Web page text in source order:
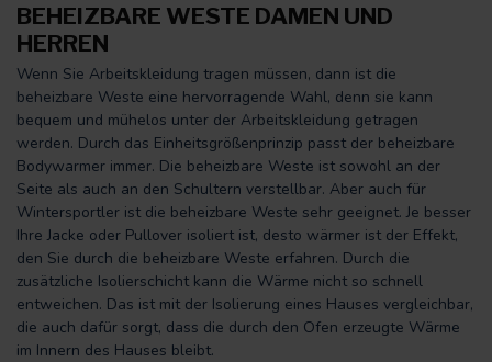
BEHEIZBARE WESTE DAMEN UND
HERREN
Wenn Sie Arbeitskleidung tragen müssen, dann ist die
beheizbare Weste eine hervorragende Wahl, denn sie kann
bequem und mühelos unter der Arbeitskleidung getragen
werden. Durch das Einheitsgrößenprinzip passt der beheizbare
Bodywarmer immer. Die beheizbare Weste ist sowohl an der
Seite als auch an den Schultern verstellbar. Aber auch für
Wintersportler ist die beheizbare Weste sehr geeignet. Je besser
Ihre Jacke oder Pullover isoliert ist, desto wärmer ist der Effekt,
den Sie durch die beheizbare Weste erfahren. Durch die
zusätzliche Isolierschicht kann die Wärme nicht so schnell
entweichen. Das ist mit der Isolierung eines Hauses vergleichbar,
die auch dafür sorgt, dass die durch den Ofen erzeugte Wärme
im Innern des Hauses bleibt.